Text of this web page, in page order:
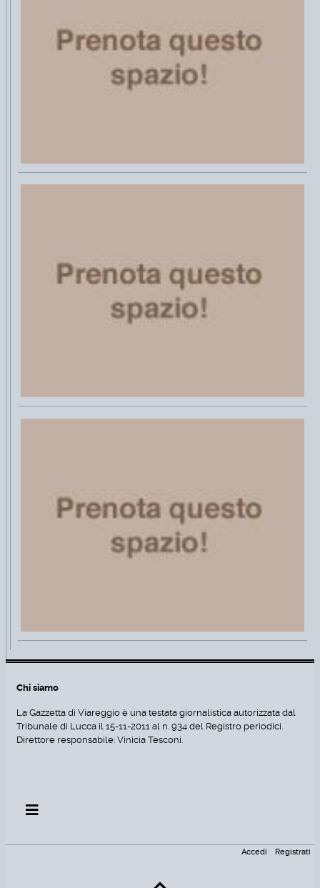
Chi siamo
La Gazzetta di Viareggio è una testata giornalistica autorizzata dal
Tribunale di Lucca il 15-11-2011 al n. 934 del Registro periodici.
Direttore responsabile: Vinicia Tesconi.
Accedi Registrati